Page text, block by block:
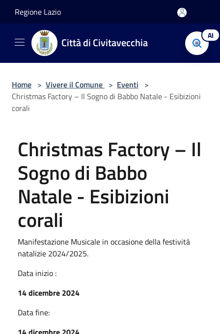
Regione Lazio
Città di Civitavecchia AI
Home > Vivere il Comune > Eventi >
Christmas Factory – Il Sogno di Babbo Natale - Esibizioni
corali
Christmas Factory – Il
Sogno di Babbo
Natale - Esibizioni
corali
Manifestazione Musicale in occasione della festività
natalizie 2024/2025.
Data inizio :
14 dicembre 2024
Data fine: